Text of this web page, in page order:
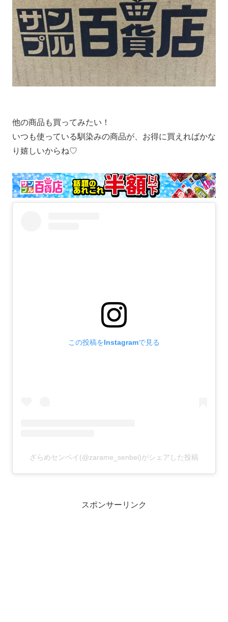
他の商品も買ってみたい！
いつも使っている馴染みの商品が、お得に買えればかな
り嬉しいからね♡
この投稿をInstagramで見る
ざらめセンベイ(@zarame_senbei)がシェアした投稿
スポンサーリンク